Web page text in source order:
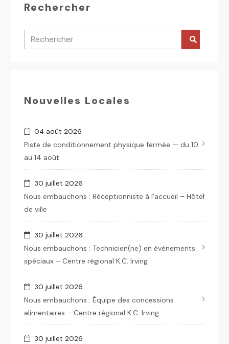
Rechercher
Nouvelles Locales
04 août 2026
Piste de conditionnement physique fermée — du 10
au 14 août
30 juillet 2026
Nous embauchons : Réceptionniste à l'accueil – Hôtel
de ville
30 juillet 2026
Nous embauchons : Technicien(ne) en événements
spéciaux – Centre régional K.C. Irving
30 juillet 2026
Nous embauchons : Équipe des concessions
alimentaires – Centre régional K.C. Irving
30 juillet 2026